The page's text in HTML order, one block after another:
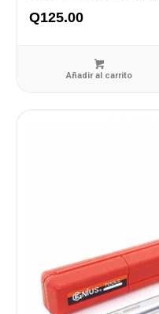
Q125.00
Añadir al carrito